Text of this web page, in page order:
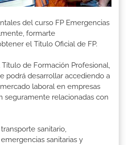
del curso FP Emergencias
formarte
el Titulo Oficial de FP.
de Formación Profesional,
podrá desarrollar accediendo a
laboral en empresas
seguramente relacionadas con
sanitario,
sanitarias y